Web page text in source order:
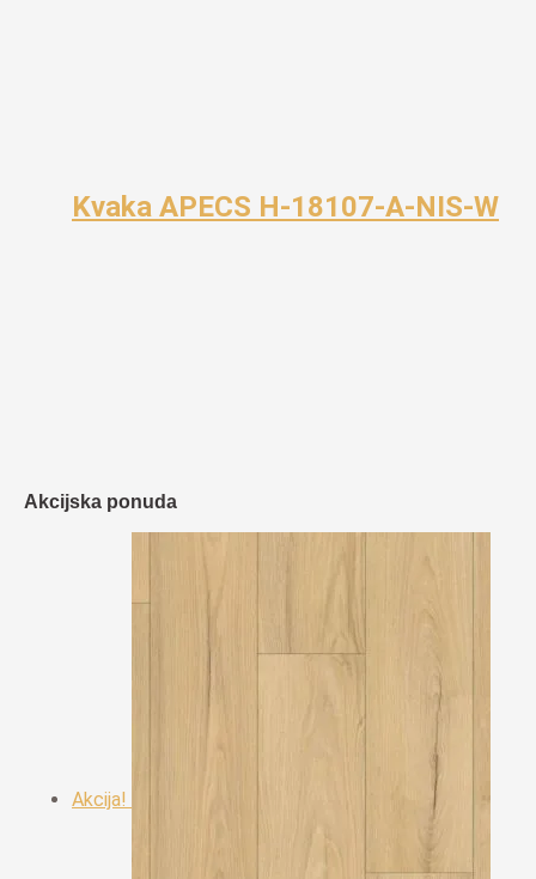
Kvaka APECS H-18107-A-NIS-W
Akcijska ponuda
Akcija!